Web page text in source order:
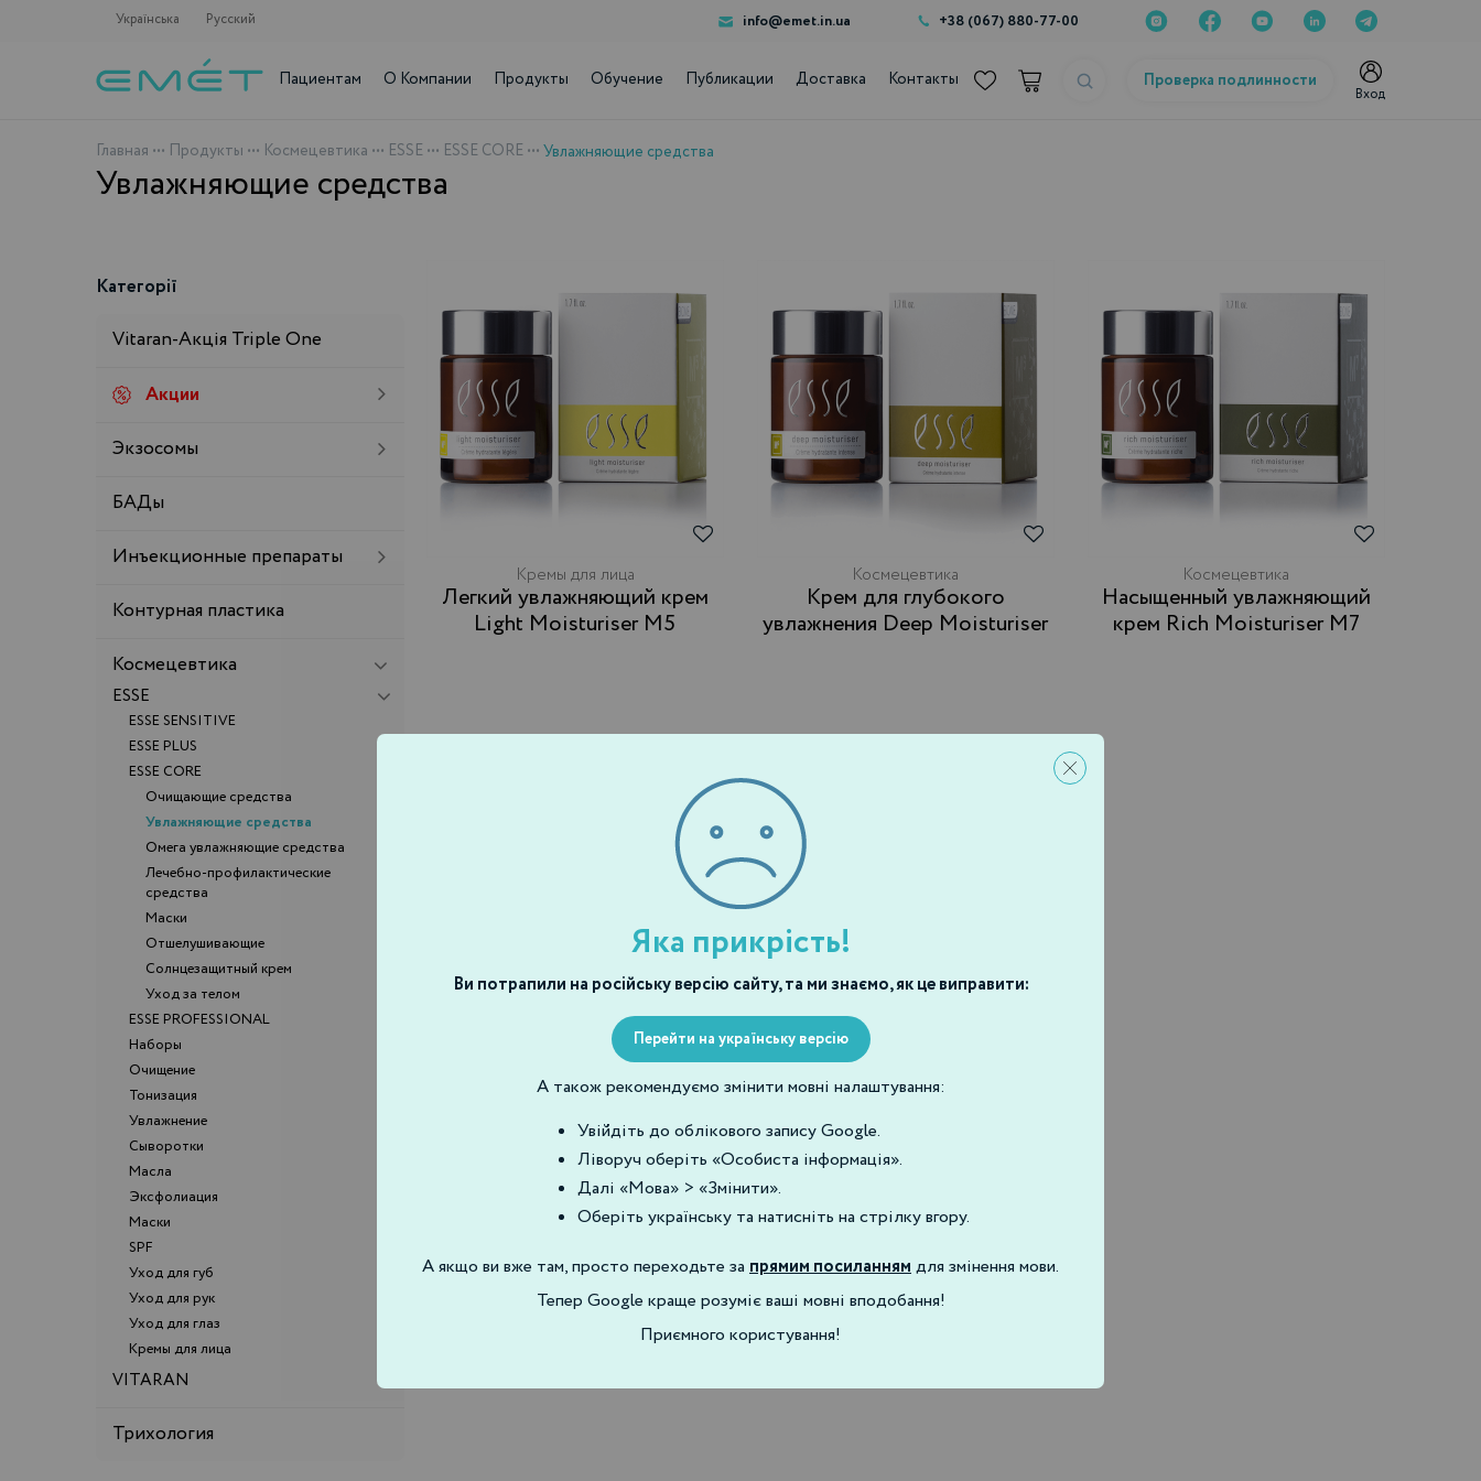
Українська Русский info@emet.in.ua +38 (067) 880-77-00
Пациентам О Компании Продукты Обучение Публикации Доставка Контакты Проверка подлинности
Вход
Главная ••• Продукты ••• Космецевтика ••• ESSE ••• ESSE CORE ••• Увлажняющие средства
Увлажняющие средства
Категорії
Vitaran-Акція Triple One
Акции
Экзосомы
БАДы
Инъекционные препараты
Контурная пластика
Космецевтика
ESSE
ESSE SENSITIVE
ESSE PLUS
ESSE CORE
Очищающие средства
Увлажняющие средства
Омега увлажняющие средства
Лечебно-профилактические
средства
Маски
Отшелушивающие
Солнцезащитный крем
Уход за телом
ESSE PROFESSIONAL
Наборы
Очищение
Тонизация
Увлажнение
Сыворотки
Масла
Эксфолиация
Маски
SPF
Уход для губ
Уход для рук
Уход для глаз
Кремы для лица
VITARAN
Трихология
Кремы для лица
Легкий увлажняющий крем
Light Moisturiser М5
Космецевтика
Крем для глубокого
увлажнения Deep Moisturiser
Космецевтика
Насыщенный увлажняющий
крем Rich Moisturiser M7
Космецевтика
Ultra Moisturiser M8
Яка прикрість!
Ви потрапили на російську версію сайту, та ми знаємо, як це виправити:
Перейти на українську версію
А також рекомендуємо змінити мовні налаштування:
Увійдіть до облікового запису Google.
Ліворуч оберіть «Особиста інформація».
Далі «Мова» > «Змінити».
Оберіть українську та натисніть на стрілку вгору.
А якщо ви вже там, просто переходьте за прямим посиланнямдля змінення мови.
Тепер Google краще розуміє ваші мовні вподобання!
Приємного користування!